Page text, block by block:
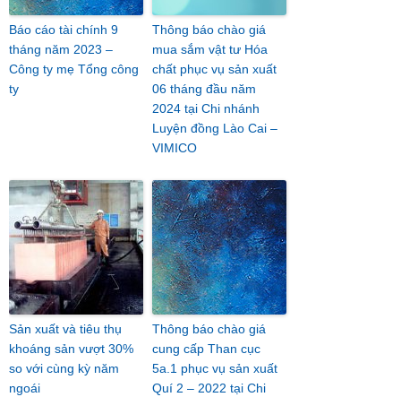
Báo cáo tài chính 9
tháng năm 2023 –
Công ty mẹ Tổng công
ty
Thông báo chào giá
mua sắm vật tư Hóa
chất phục vụ sản xuất
06 tháng đầu năm
2024 tại Chi nhánh
Luyện đồng Lào Cai –
VIMICO
Sản xuất và tiêu thụ
khoáng sản vượt 30%
so với cùng kỳ năm
ngoái
Thông báo chào giá
cung cấp Than cục
5a.1 phục vụ sản xuất
Quí 2 – 2022 tại Chi